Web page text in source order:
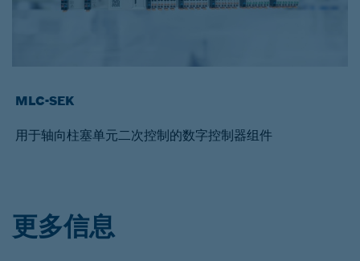
MLC-SEK
用于轴向柱塞单元二次控制的数字控制器组件
更多信息